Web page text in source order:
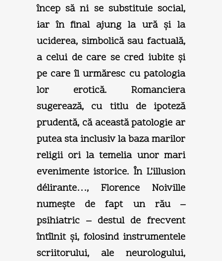
încep să ni se substituie social,
iar în final ajung la ură şi la
uciderea, simbolică sau factuală,
a celui de care se cred iubite şi
pe care îl urmăresc cu patologia
lor erotică. Romanciera
sugerează, cu titlu de ipoteză
prudentă, că această patologie ar
putea sta inclusiv la baza marilor
religii ori la temelia unor mari
evenimente istorice. În L’illusion
délirante…, Florence Noiville
numeşte de fapt un rău –
psihiatric – destul de frecvent
întîlnit şi, folosind instrumentele
scriitorului, ale neurologului,